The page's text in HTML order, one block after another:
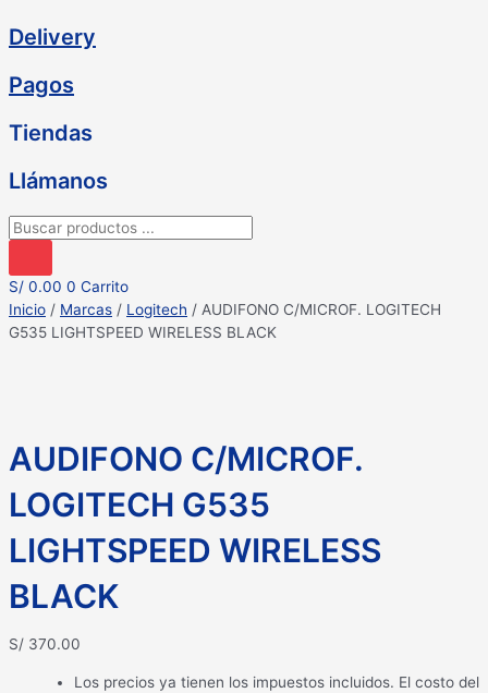
Delivery
Pagos
Tiendas
Llámanos
Búsqueda
productos
S/ 0.00 0 Carrito
Inicio / Marcas / Logitech / AUDIFONO C/MICROF. LOGITECH
G535 LIGHTSPEED WIRELESS BLACK
AUDIFONO C/MICROF.
LOGITECH G535
LIGHTSPEED WIRELESS
BLACK
S/ 370.00
Los precios ya tienen los impuestos incluidos. El costo del